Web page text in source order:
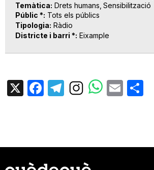
Temàtica Drets humans Sensibilització
Públic * Tots els públics
Tipologia Ràdio
Districte i barri * Eixample
X Facebook
TelegramEmail